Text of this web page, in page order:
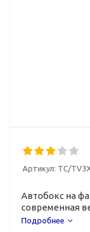
Артикул: TC/
Автобокс на
современная
с лучшими
Подробнее